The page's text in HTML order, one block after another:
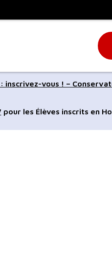
à
recherche
vous ! –
pour les Élèves inscrits en